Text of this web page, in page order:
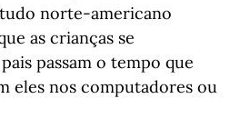
norte-americano
as crianças se
passam o tempo que
eles nos computadores ou